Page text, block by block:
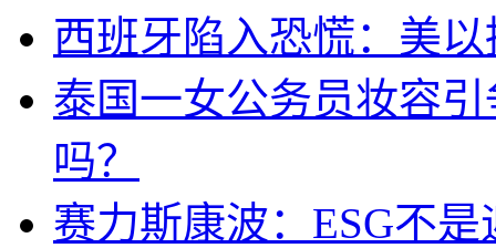
西班牙陷入恐慌：美
泰国一女公务员妆容
吗？
赛力斯康波：ESG不